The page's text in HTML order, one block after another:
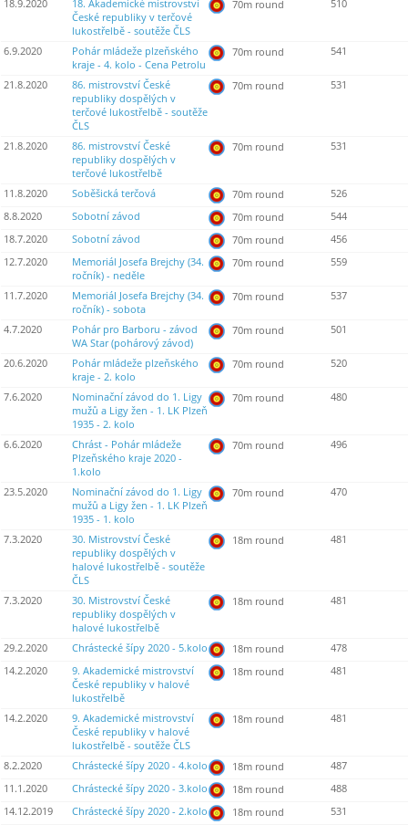
18.9.2020
18. Akademické mistrovství
České republiky v terčové
lukostřelbě - soutěže ČLS
70m round 510
6.9.2020
Pohár mládeže plzeňského
kraje - 4. kolo - Cena Petrolu
70m round 541
21.8.2020
86. mistrovství České
republiky dospělých v
terčové lukostřelbě - soutěže
ČLS
70m round 531
21.8.2020
86. mistrovství České
republiky dospělých v
terčové lukostřelbě
70m round 531
11.8.2020 Soběšická terčová 70m round
526
8.8.2020
Sobotní závod 70m round
544
18.7.2020
Sobotní závod 70m round
456
12.7.2020
Memoriál Josefa Brejchy (34.
ročník) - neděle
70m round 559
11.7.2020
Memoriál Josefa Brejchy (34.
ročník) - sobota
70m round 537
4.7.2020
Pohár pro Barboru - závod
WA Star (pohárový závod)
70m round 501
20.6.2020
Pohár mládeže plzeňského
kraje - 2. kolo
70m round 520
7.6.2020
Nominační závod do 1. Ligy
mužů a Ligy žen - 1. LK Plzeň
1935 - 2. kolo
70m round 480
6.6.2020
Chrást - Pohár mládeže
Plzeňského kraje 2020 -
1.kolo
70m round 496
23.5.2020
Nominační závod do 1. Ligy
mužů a Ligy žen - 1. LK Plzeň
1935 - 1. kolo
70m round 470
7.3.2020
30. Mistrovství České
republiky dospělých v
halové lukostřelbě - soutěže
ČLS
18m round 481
7.3.2020
30. Mistrovství České
republiky dospělých v
halové lukostřelbě
18m round 481
29.2.2020 Chrástecké šípy 2020 - 5.kolo 18m round
478
14.2.2020
9. Akademické mistrovství
České republiky v halové
lukostřelbě
18m round 481
14.2.2020
9. Akademické mistrovství
České republiky v halové
lukostřelbě - soutěže ČLS
18m round 481
8.2.2020 Chrástecké šípy 2020 - 4.kolo 18m round
487
11.1.2020
Chrástecké šípy 2020 - 3.kolo 18m round
488
14.12.2019
Chrástecké šípy 2020 - 2.kolo 18m round
531